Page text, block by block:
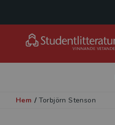
Hem / Torbjörn Stenson